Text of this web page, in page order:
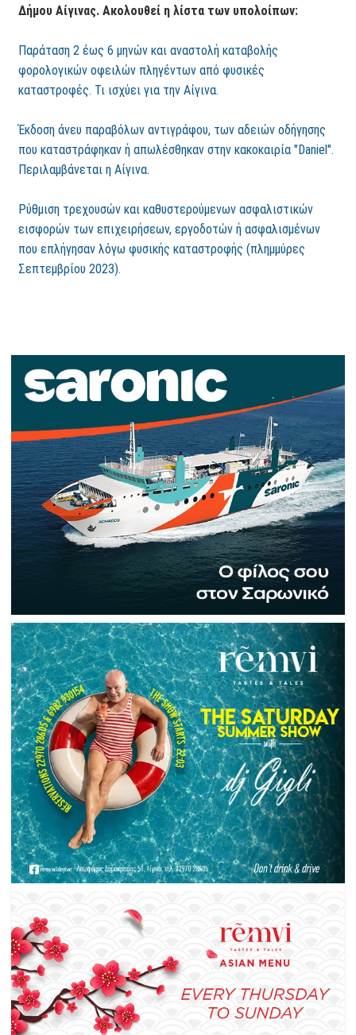
Δήμου Αίγινας. Ακολουθεί η λίστα των υπολοίπων:
Παράταση 2 έως 6 μηνών και αναστολή καταβολής
φορολογικών οφειλών πληγέντων από φυσικές
καταστροφές. Τι ισχύει για την Αίγινα.
Έκδοση άνευ παραβόλων αντιγράφου, των αδειών οδήγησης
που καταστράφηκαν ή απωλέσθηκαν στην κακοκαιρία "Daniel".
Περιλαμβάνεται η Αίγινα.
Ρύθμιση τρεχουσών και καθυστερούμενων ασφαλιστικών
εισφορών των επιχειρήσεων, εργοδοτών ή ασφαλισμένων
που επλήγησαν λόγω φυσικής καταστροφής (πλημμύρες
Σεπτεμβρίου 2023).